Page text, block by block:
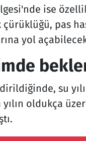
ise
pas
yol
su
oldukça